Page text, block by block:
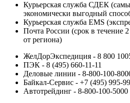
Курьерская служба СДЕК
экономически выгодный
Курьерская служба EMS
Почта России (срок в течение
от региона)
ЖелДорЭкспедиция - 8 800
ПЭК - 8 (495) 660-11-11
Деловые линии - 8-800-100-
Байкал-Сервис - +7 (495) 995-
Автотрейдинг - 8-800-100-5000